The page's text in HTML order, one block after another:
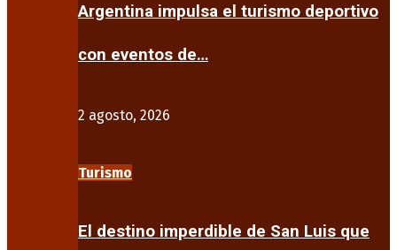
Argentina impulsa el turismo deportivo
con eventos de…
2 agosto, 2026
Turismo
El destino imperdible de San Luis que